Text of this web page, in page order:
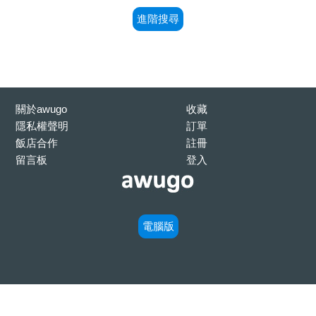
進階搜尋
關於awugo
隱私權聲明
飯店合作
留言板
收藏
訂單
註冊
登入
電腦版